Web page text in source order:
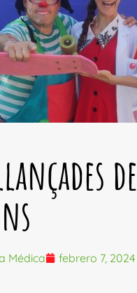
de
Médica febrero 7, 2024